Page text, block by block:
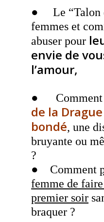
● Le “Talon
femmes et
abuser pour
envie de
l’amour,
● Comment
de la
bondé, une
bruyante ou
?
●
Comment
femme de
premier soir
braquer ?